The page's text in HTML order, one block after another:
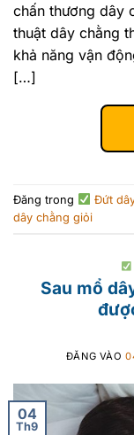
chấn thương dây
thuật dây chằng
khả năng vận
[…]
Đăng trong Đứt
dây chằng giỏi
Sau mổ
ĐĂNG VÀO
04
Th9